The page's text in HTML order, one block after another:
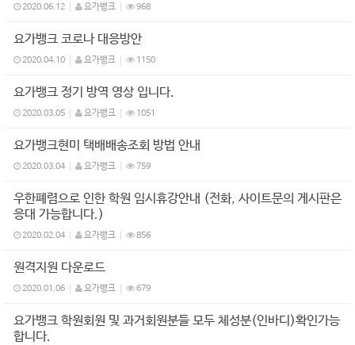
2020.06.12 요가뱅크 968
요가뱅크 코로나 대응방안
2020.04.10 요가뱅크 1150
요가뱅크 정기 방역 영상 입니다.
2020.03.05 요가뱅크 1051
요가뱅크현미 택배배송조회 방법 안내
2020.03.04 요가뱅크 759
우한폐렴으로 인한 학원 임시휴강안내 (전화, 사이트문의 게시판은
응대 가능합니다.)
2020.02.04 요가뱅크 856
원격지원 다운로드
2020.01.06 요가뱅크 679
요가뱅크 학원회원 및 과거회원분들 모두 체성분(인바디)확인가능
합니다.